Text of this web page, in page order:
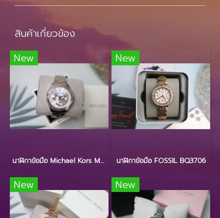
สินค้าเกี่ยวข้อง
New
นาฬิกาข้อมือ Michael Kors MK6690
New
นาฬิกาข้อมือ FOSSIL BQ3706
New New